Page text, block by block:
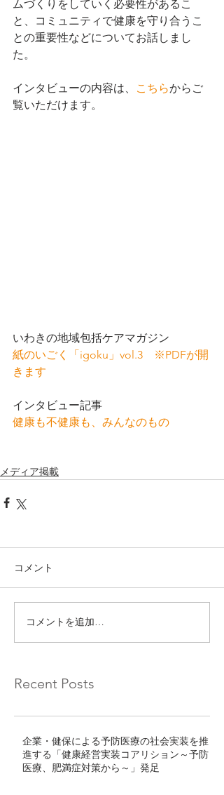
ムづくりをしていく必要性があるこ
と、コミュニティで健康を守り合うこ
との重要性などについてお話しまし
た。
インタビューの内容は、 こちらからご
覧いただけます。
いわきの地域包括ケアマガジン
紙のいごく「igoku」vol.3 ※PDFが開
きます
インタビュー記事
健康も不健康も、みんなのもの
メディア掲載
コメント
コメントを追加…
Recent Posts
企業・健保による予防医療の社会実装を推
進する「健康経営実装コアリション～予防
医療、肥満症対策から～」発足